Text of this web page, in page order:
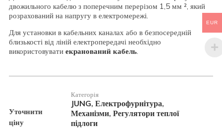
двожильного кабелю з поперечним перерізом 1,5 мм ², який
розрахований на напругу в електромережі.
Для установки в кабельних каналах або в безпосередній
близькості від ліній електропередачі необхідно
використовувати екранований кабель.
Уточнити
ціну
Категорія
JUNG, Електрофурнітура,
Механізми, Регулятори теплої
підлоги
EUR